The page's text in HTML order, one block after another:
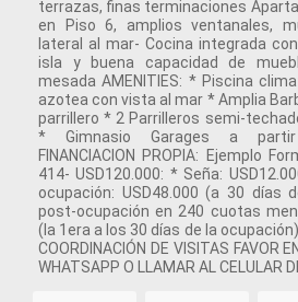
terrazas, finas terminaciones
en Piso 6, amplios ventanales,
lateral al mar- Cocina integrada
isla y buena capacidad de
mesada AMENITIES: * Piscina
azotea con vista al mar * Amplia
parrillero * 2 Parrilleros semi-
* Gimnasio Garages a partir
FINANCIACION PROPIA: Ejemplo
414- USD120.000: * Seña:
ocupación: USD48.000 (a 30 días
post-ocupación en 240 cuotas
(la 1era a los 30 días de la ocupación)
COORDINACIÓN DE VISITAS FAVOR
WHATSAPP O LLAMAR AL CELULAR